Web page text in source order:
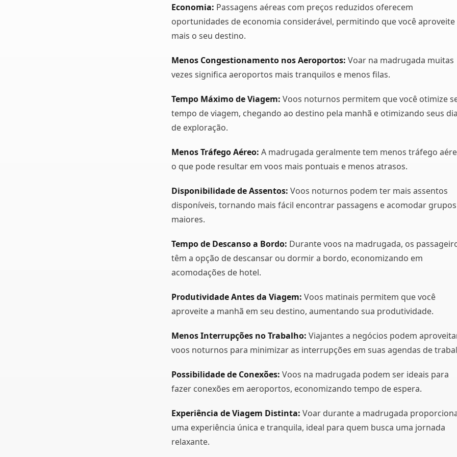
Economia: Passagens aéreas com preços reduzidos oferecem
oportunidades de economia considerável, permitindo que você aproveite
mais o seu destino.
Menos Congestionamento nos Aeroportos: Voar na madrugada muitas
vezes significa aeroportos mais tranquilos e menos filas.
Tempo Máximo de Viagem: Voos noturnos permitem que você otimize
tempo de viagem, chegando ao destino pela manhã e otimizando seus
de exploração.
Menos Tráfego Aéreo: A madrugada geralmente tem menos tráfego
o que pode resultar em voos mais pontuais e menos atrasos.
Disponibilidade de Assentos: Voos noturnos podem ter mais assentos
disponíveis, tornando mais fácil encontrar passagens e acomodar grupos
maiores.
Tempo de Descanso a Bordo: Durante voos na madrugada, os
têm a opção de descansar ou dormir a bordo, economizando em
acomodações de hotel.
Produtividade Antes da Viagem: Voos matinais permitem que você
aproveite a manhã em seu destino, aumentando sua produtividade.
Menos Interrupções no Trabalho: Viajantes a negócios podem
voos noturnos para minimizar as interrupções em suas agendas de
Possibilidade de Conexões: Voos na madrugada podem ser ideais para
fazer conexões em aeroportos, economizando tempo de espera.
Experiência de Viagem Distinta: Voar durante a madrugada
uma experiência única e tranquila, ideal para quem busca uma jornada
relaxante.